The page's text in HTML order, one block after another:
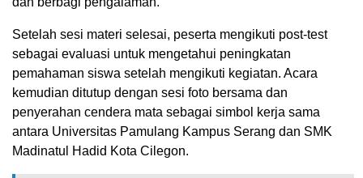
Setelah sesi materi selesai, peserta mengikuti post-test
sebagai evaluasi untuk mengetahui peningkatan
pemahaman siswa setelah mengikuti kegiatan. Acara
kemudian ditutup dengan sesi foto bersama dan
penyerahan cendera mata sebagai simbol kerja sama
antara Universitas Pamulang Kampus Serang dan SMK
Madinatul Hadid Kota Cilegon.